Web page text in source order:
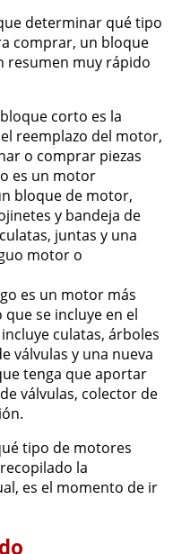
determinar qué tipo
comprar, un bloque
resumen muy rápido
corto es la
reemplazo del motor,
o comprar piezas
es un motor
bloque de motor,
y bandeja de
juntas y una
motor o
es un motor más
se incluye en el
culatas, árboles
válvulas y una nueva
tenga que aportar
válvulas, colector de
tipo de motores
la
es el momento de ir